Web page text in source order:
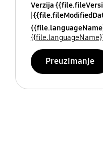
Verzija
Preuzimanje